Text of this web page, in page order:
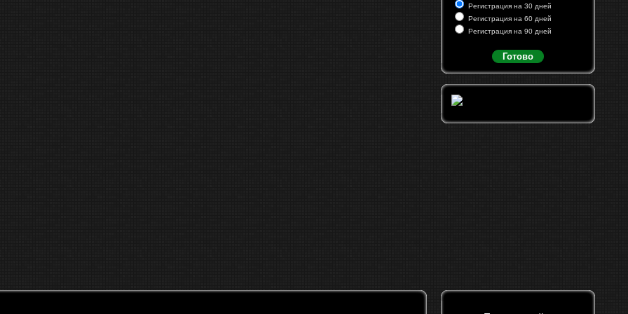
Регистрация на 30 дней
Регистрация на 60 дней
Регистрация на 90 дней
Готово